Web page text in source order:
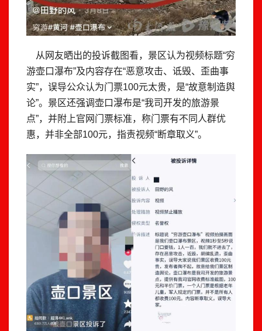
从网友晒出的投诉截图看，景区认为视频标题“穷
游壶口瀑布”及内容存在“恶意攻击、诋毁、歪曲事
实”，误导公众认为门票100元太贵，是“故意制造舆
论”。景区还强调壶口瀑布是“我司开发的旅游景
点”，并附上官网门票标准，称门票有不同人群优
惠，并非全部100元，指责视频“断章取义”。